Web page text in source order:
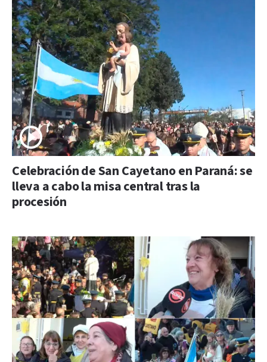
Celebración de San Cayetano en Paraná: se
lleva a cabo la misa central tras la
procesión